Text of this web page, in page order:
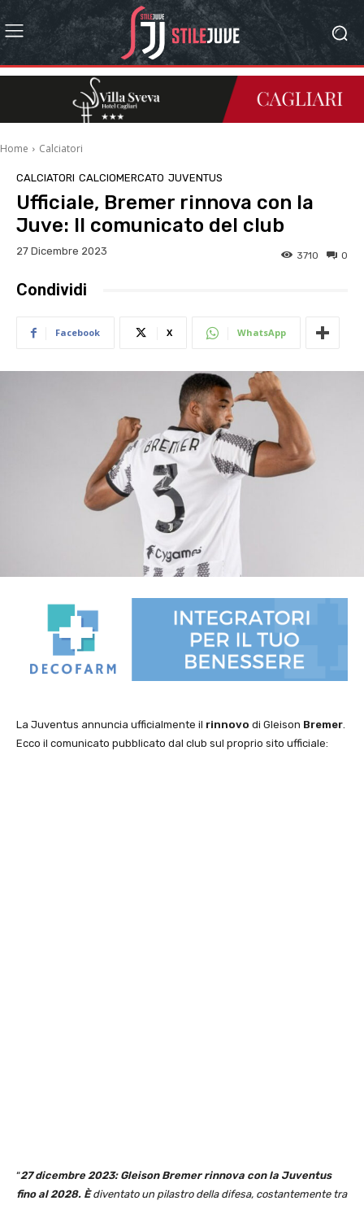
Home Calciatori
CALCIATORI CALCIOMERCATO JUVENTUS
Ufficiale, Bremer rinnova con la
Juve: Il comunicato del club
27 Dicembre 2023 0
3710
Condividi
Facebook X WhatsApp
La Juventus annuncia ufficialmente il rinnovo di Gleison Bremer
Ecco il comunicato pubblicato dal club sul proprio sito ufficiale:
“27 dicembre 2023: Gleison Bremer rinnova con la Juventus
fino al 2028. Èdiventato un pilastro della difesa, costantemente tra